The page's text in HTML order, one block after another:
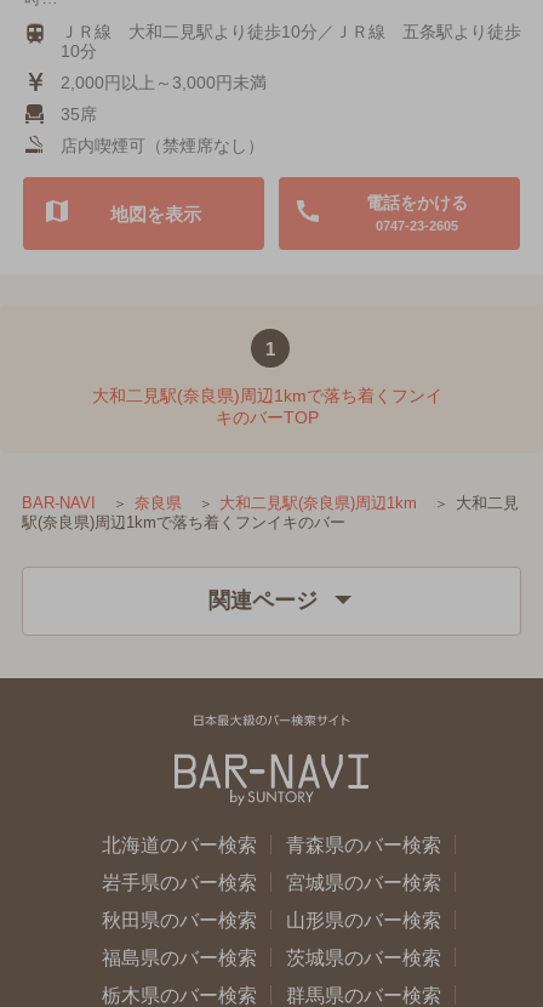
ＪＲ線 大和二見駅より徒歩10分／ＪＲ線 五条駅より徒歩
10分
2,000円以上～3,000円未満
35席
店内喫煙可（禁煙席なし）
電話をかける
0747-23-2605
地図を表示
1
大和二見駅(奈良県)周辺1kmで落ち着くフンイ
キのバーTOP
BAR-NAVI 奈良県 大和二見駅(奈良県)周辺1km
大和二見
駅(奈良県)周辺1kmで落ち着くフンイキのバー
関連ページ
北海道のバー検索
青森県のバー検索
岩手県のバー検索
宮城県のバー検索
秋田県のバー検索
山形県のバー検索
福島県のバー検索
茨城県のバー検索
栃木県のバー検索
群馬県のバー検索